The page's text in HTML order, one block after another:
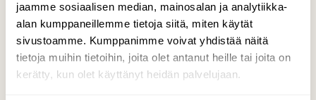
jaamme sosiaalisen median, mainosalan ja analytiikka-
alan kumppaneillemme tietoja siitä, miten käytät
sivustoamme. Kumppanimme voivat yhdistää näitä
tietoja muihin tietoihin, joita olet antanut heille tai joita on
kerätty, kun olet käyttänyt heidän palvelujaan.
Tapanimyrskyn loihtimaa
Tapaninpäivänä myrskysi luoteesta
Höytiäisellä. Illalla oli jo -4, pärskeet
jäätyivät komeiksi nauhoiksi rantapuihin